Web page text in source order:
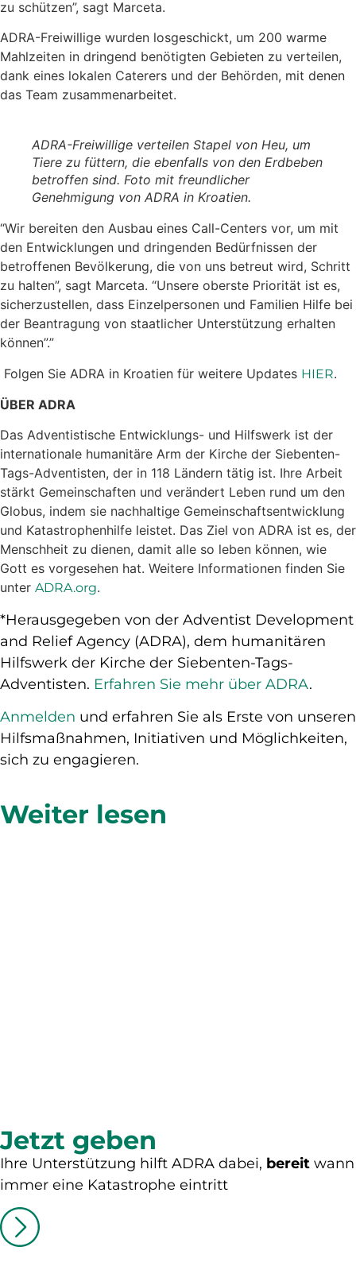
zu schützen”, sagt Marceta.
ADRA-Freiwillige wurden losgeschickt, um 200 warme
Mahlzeiten in dringend benötigten Gebieten zu verteilen,
dank eines lokalen Caterers und der Behörden, mit denen
das Team zusammenarbeitet.
ADRA-Freiwillige verteilen Stapel von Heu, um
Tiere zu füttern, die ebenfalls von den Erdbeben
betroffen sind. Foto mit freundlicher
Genehmigung von ADRA in Kroatien.
“Wir bereiten den Ausbau eines Call-Centers vor, um mit
den Entwicklungen und dringenden Bedürfnissen der
betroffenen Bevölkerung, die von uns betreut wird, Schritt
zu halten”, sagt Marceta. “Unsere oberste Priorität ist es,
sicherzustellen, dass Einzelpersonen und Familien Hilfe bei
der Beantragung von staatlicher Unterstützung erhalten
können”.”
Folgen Sie ADRA in Kroatien für weitere Updates HIER.
ÜBER ADRA
Das Adventistische Entwicklungs- und Hilfswerk ist der
internationale humanitäre Arm der Kirche der Siebenten-
Tags-Adventisten, der in 118 Ländern tätig ist. Ihre Arbeit
stärkt Gemeinschaften und verändert Leben rund um den
Globus, indem sie nachhaltige Gemeinschaftsentwicklung
und Katastrophenhilfe leistet. Das Ziel von ADRA ist es, der
Menschheit zu dienen, damit alle so leben können, wie
Gott es vorgesehen hat. Weitere Informationen finden Sie
unter ADRA.org.
*Herausgegeben von der Adventist Development
and Relief Agency (ADRA), dem humanitären
Hilfswerk der Kirche der Siebenten-Tags-
Adventisten. Erfahren Sie mehr über ADRA.
Anmelden und erfahren Sie als Erste von unseren
Hilfsmaßnahmen, Initiativen und Möglichkeiten,
sich zu engagieren.
Weiter lesen
Jetzt geben
Ihre Unterstützung hilft ADRA dabei, bereit wann
immer eine Katastrophe eintritt